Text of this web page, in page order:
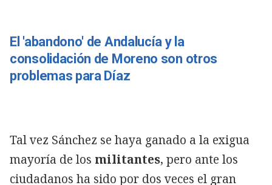
El 'abandono' de Andalucía y la
consolidación de Moreno son otros
problemas para Díaz
Tal vez Sánchez se haya ganado a la exigua
mayoría de los militantes, pero ante los
ciudadanos ha sido por dos veces el gran